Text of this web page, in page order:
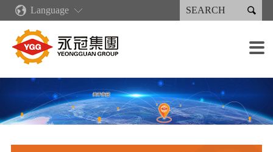
 Language
集团简介
集团大事纪
公司组织
企业新闻
营收出货概况
企业文化
绿色铸造供应链
数字化发展规划
精益生产
再生能源类产品
注塑机
焊接件产品
永续报告书
永续报告下载
人权政策
财务资讯
股东服务
法人说明会
招聘职位
薪酬福利
铸造设备
焊接设备
涂装设备
